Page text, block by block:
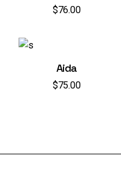
$76.00
Aida
$75.00